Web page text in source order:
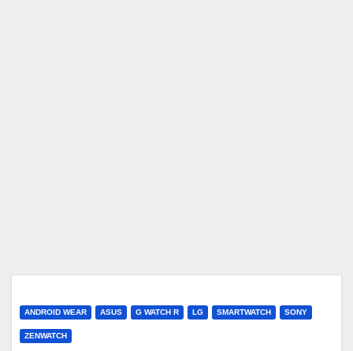
ANDROID WEAR ASUS G WATCH R LG SMARTWATCH SONY
ZENWATCH